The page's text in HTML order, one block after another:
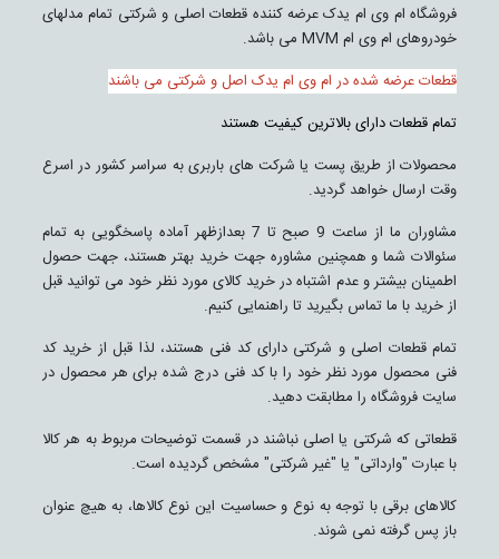
فروشگاه ام وی ام یدک عرضه کننده قطعات اصلی و شرکتی تمام مدلهای
خودروهای ام وی ام MVM می باشد.
قطعات عرضه شده در ام وی ام یدک اصل و شرکتی می باشند
تمام قطعات دارای بالاترین کیفیت هستند
محصولات از طریق پست یا شرکت های باربری به سراسر کشور در اسرع
وقت ارسال خواهد گردید.
مشاوران ما از ساعت 9 صبح تا 7 بعدازظهر آماده پاسخگویی به تمام
سئوالات شما و همچنین مشاوره جهت خرید بهتر هستند، جهت حصول
اطمینان بیشتر و عدم اشتباه در خرید کالای مورد نظر خود می توانید قبل
از خرید با ما تماس بگیرید تا راهنمایی کنیم.
تمام قطعات اصلی و شرکتی دارای کد فنی هستند، لذا قبل از خرید کد
فنی محصول مورد نظر خود را با کد فنی درج شده برای هر محصول در
سایت فروشگاه را مطابقت دهید.
قطعاتی که شرکتی یا اصلی نباشند در قسمت توضیحات مربوط به هر کالا
با عبارت "وارداتی" یا "غیر شرکتی" مشخص گردیده است.
کالاهای برقی با توجه به نوع و حساسیت این نوع کالاها، به هیچ عنوان
باز پس گرفته نمی شوند.